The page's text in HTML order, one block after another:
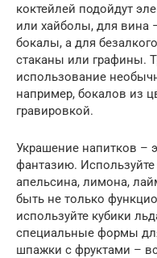
коктейлей подойдут
или хайболы, для вина
бокалы, а для
стаканы или графины.
использование
например, бокалов из
гравировкой.
Украшение напитков –
фантазию.
апельсина, лимона,
быть не только
используйте кубики
специальные формы
шпажки с фруктами –